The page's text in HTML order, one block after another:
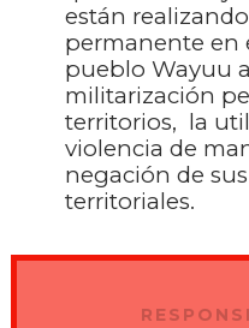
están
permanente en
pueblo Wayuu
militarización
territorios, la
violencia de
negación de
territoriales.